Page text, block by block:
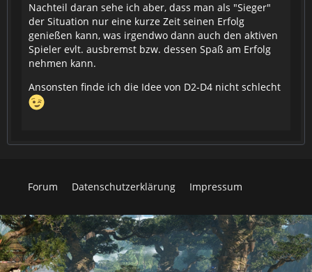
Nachteil daran sehe ich aber, dass man als "Sieger"
der Situation nur eine kurze Zeit seinen Erfolg
genießen kann, was irgendwo dann auch den aktiven
Spieler evlt. ausbremst bzw. dessen Spaß am Erfolg
nehmen kann.
Ansonsten finde ich die Idee von D2-D4 nicht schlecht
Forum Datenschutzerklärung Impressum